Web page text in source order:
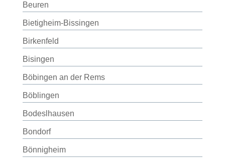
Beuren
Bietigheim-Bissingen
Birkenfeld
Bisingen
Böbingen an der Rems
Böblingen
Bodeslhausen
Bondorf
Bönnigheim